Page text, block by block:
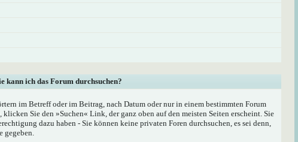
kann ich das Forum durchsuchen?
im Betreff oder im Beitrag, nach Datum oder nur in einem bestimmten Forum
Sie den »Suchen« Link, der ganz oben auf den meisten Seiten erscheint. Sie
dazu haben - Sie können keine privaten Foren durchsuchen, es sei denn,
gegeben.